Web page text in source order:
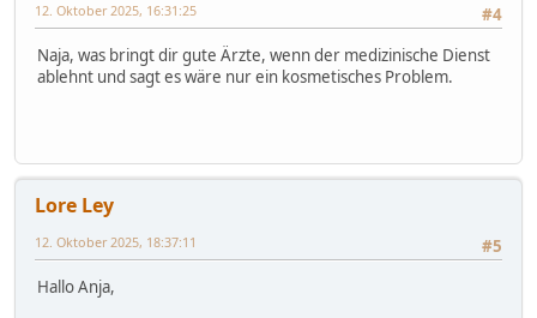
#4
12. Oktober 2025, 16:31:25
Naja, was bringt dir gute Ärzte, wenn der medizinische Dienst
ablehnt und sagt es wäre nur ein kosmetisches Problem.
Lore Ley
#5
12. Oktober 2025, 18:37:11
Hallo Anja,